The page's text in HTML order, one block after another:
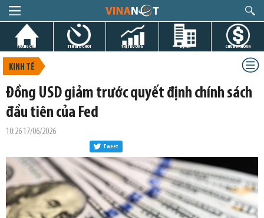
TRANG CHỦ TIN GIỜ CHÓT THỊ TRƯỜNG DỰ ÁN CHỨNG KHOÁN
KINH TẾ
Đồng USD giảm trước quyết định chính sách
đầu tiên của Fed
10:26 17/06/2026
Tweet